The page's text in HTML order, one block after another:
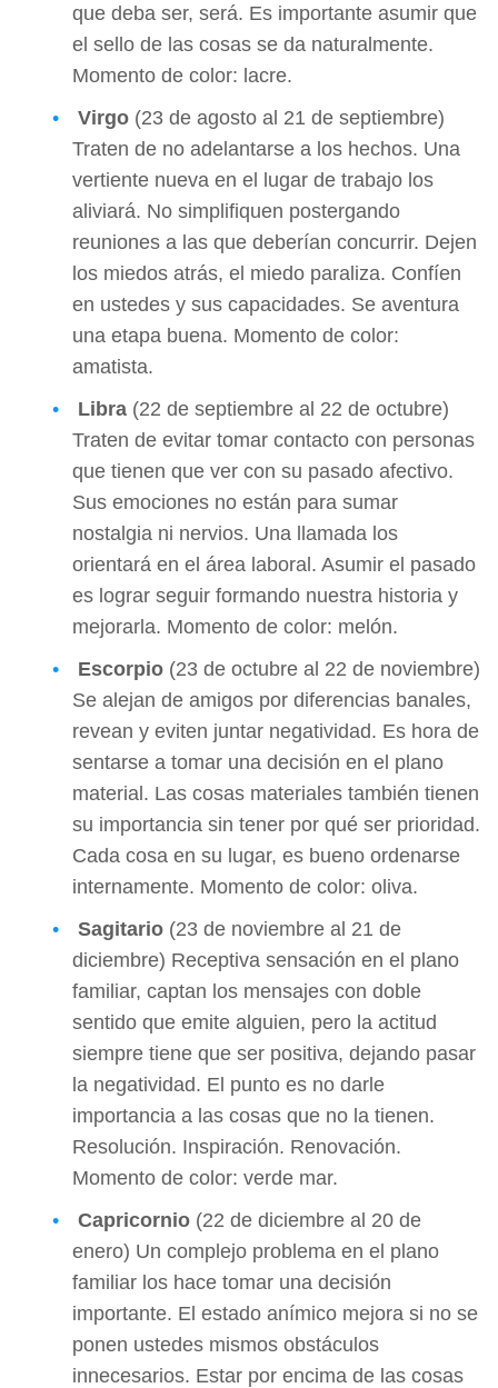
que deba ser, será. Es importante asumir que
el sello de las cosas se da naturalmente.
Momento de color: lacre.
Virgo (23 de agosto al 21 de septiembre)
Traten de no adelantarse a los hechos. Una
vertiente nueva en el lugar de trabajo los
aliviará. No simplifiquen postergando
reuniones a las que deberían concurrir. Dejen
los miedos atrás, el miedo paraliza. Confíen
en ustedes y sus capacidades. Se aventura
una etapa buena. Momento de color:
amatista.
Libra (22 de septiembre al 22 de octubre)
Traten de evitar tomar contacto con personas
que tienen que ver con su pasado afectivo.
Sus emociones no están para sumar
nostalgia ni nervios. Una llamada los
orientará en el área laboral. Asumir el pasado
es lograr seguir formando nuestra historia y
mejorarla. Momento de color: melón.
Escorpio (23 de octubre al 22 de noviembre)
Se alejan de amigos por diferencias banales,
revean y eviten juntar negatividad. Es hora de
sentarse a tomar una decisión en el plano
material. Las cosas materiales también tienen
su importancia sin tener por qué ser prioridad.
Cada cosa en su lugar, es bueno ordenarse
internamente. Momento de color: oliva.
Sagitario (23 de noviembre al 21 de
diciembre) Receptiva sensación en el plano
familiar, captan los mensajes con doble
sentido que emite alguien, pero la actitud
siempre tiene que ser positiva, dejando pasar
la negatividad. El punto es no darle
importancia a las cosas que no la tienen.
Resolución. Inspiración. Renovación.
Momento de color: verde mar.
Capricornio (22 de diciembre al 20 de
enero) Un complejo problema en el plano
familiar los hace tomar una decisión
importante. El estado anímico mejora si no se
ponen ustedes mismos obstáculos
innecesarios. Estar por encima de las cosas